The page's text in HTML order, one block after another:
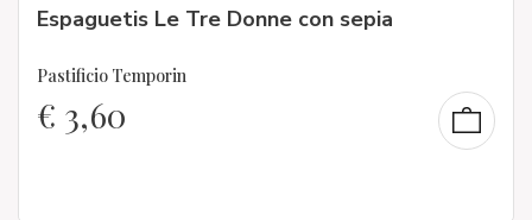
Espaguetis Le Tre Donne con sepia
Pastificio Temporin
€ 3,60